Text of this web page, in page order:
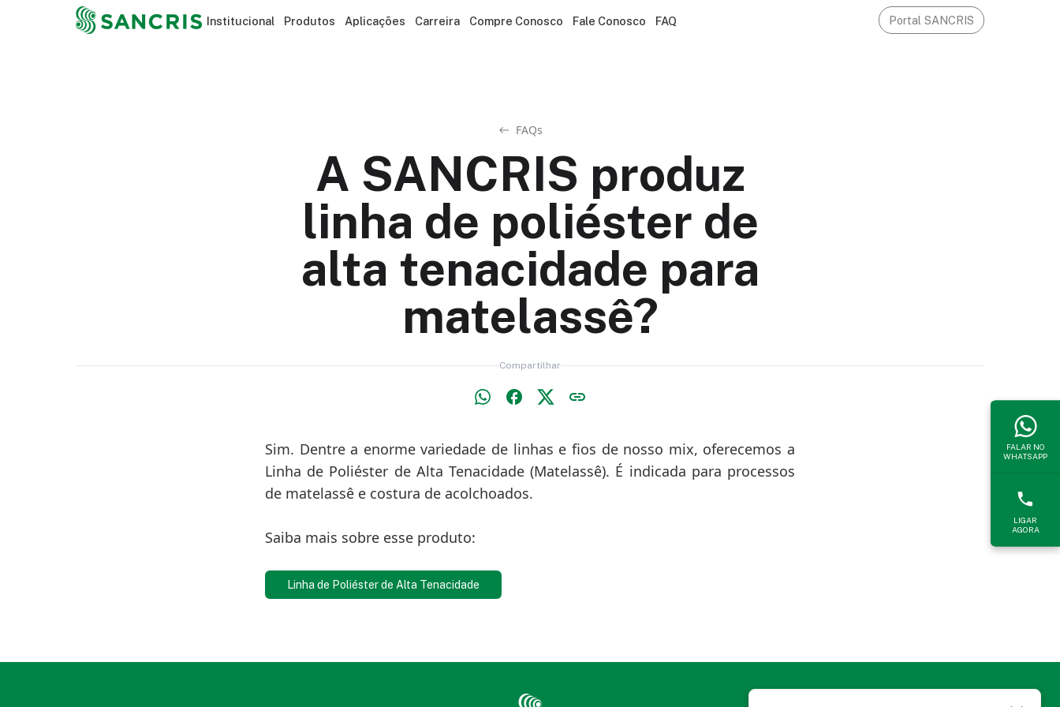
Institucional Produtos Aplicações Carreira Compre Conosco Fale Conosco FAQ Portal SANCRIS
FAQs
A SANCRIS produz
linha de poliéster de
alta tenacidade para
matelassê?
Compartilhar
Sim. Dentre a enorme variedade de linhas e fios de nosso mix, oferecemos a
Linha de Poliéster de Alta Tenacidade (Matelassê). É indicada para processos
de matelassê e costura de acolchoados.
Saiba mais sobre esse produto:
Linha de Poliéster de Alta Tenacidade
FALAR NO
WHATSAPP
LIGAR
AGORA